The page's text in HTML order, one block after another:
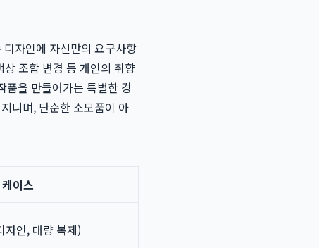
자인에 자신만의 요구사항
조합 변경 등 개인의 취향
품을 만들어가는 특별한 경
니며, 단순한 소모품이 아
이스
자인, 대량 복제)